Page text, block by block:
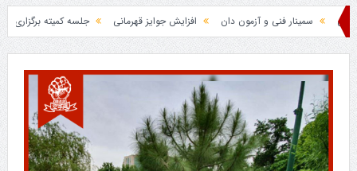
سمینار فنی و آزمون دان افزایش جوایز قهرمانی جلسه کمیته برگزاری جام پارس